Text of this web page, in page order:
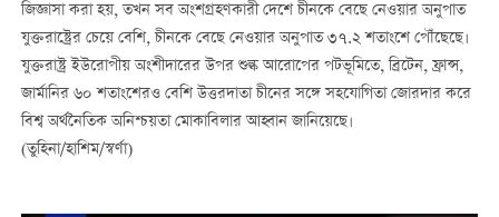
জিজ্ঞাসা করা হয়, তখন সব অংশগ্রহণকারী দেশে চীনকে বেছে নেওয়ার অনুপাত
যুক্তরাষ্ট্রের চেয়ে বেশি, চীনকে বেছে নেওয়ার অনুপাত ৩৭.২ শতাংশে পৌঁছেছে।
যুক্তরাষ্ট্র ইউরোপীয় অংশীদারের উপর শুল্ক আরোপের পটভূমিতে, ব্রিটেন, ফ্রান্স,
জার্মানির ৬০ শতাংশেরও বেশি উত্তরদাতা চীনের সঙ্গে সহযোগিতা জোরদার করে
বিশ্ব অর্থনৈতিক অনিশ্চয়তা মোকাবিলার আহ্বান জানিয়েছে।
(তুহিনা/হাশিম/স্বর্ণা)